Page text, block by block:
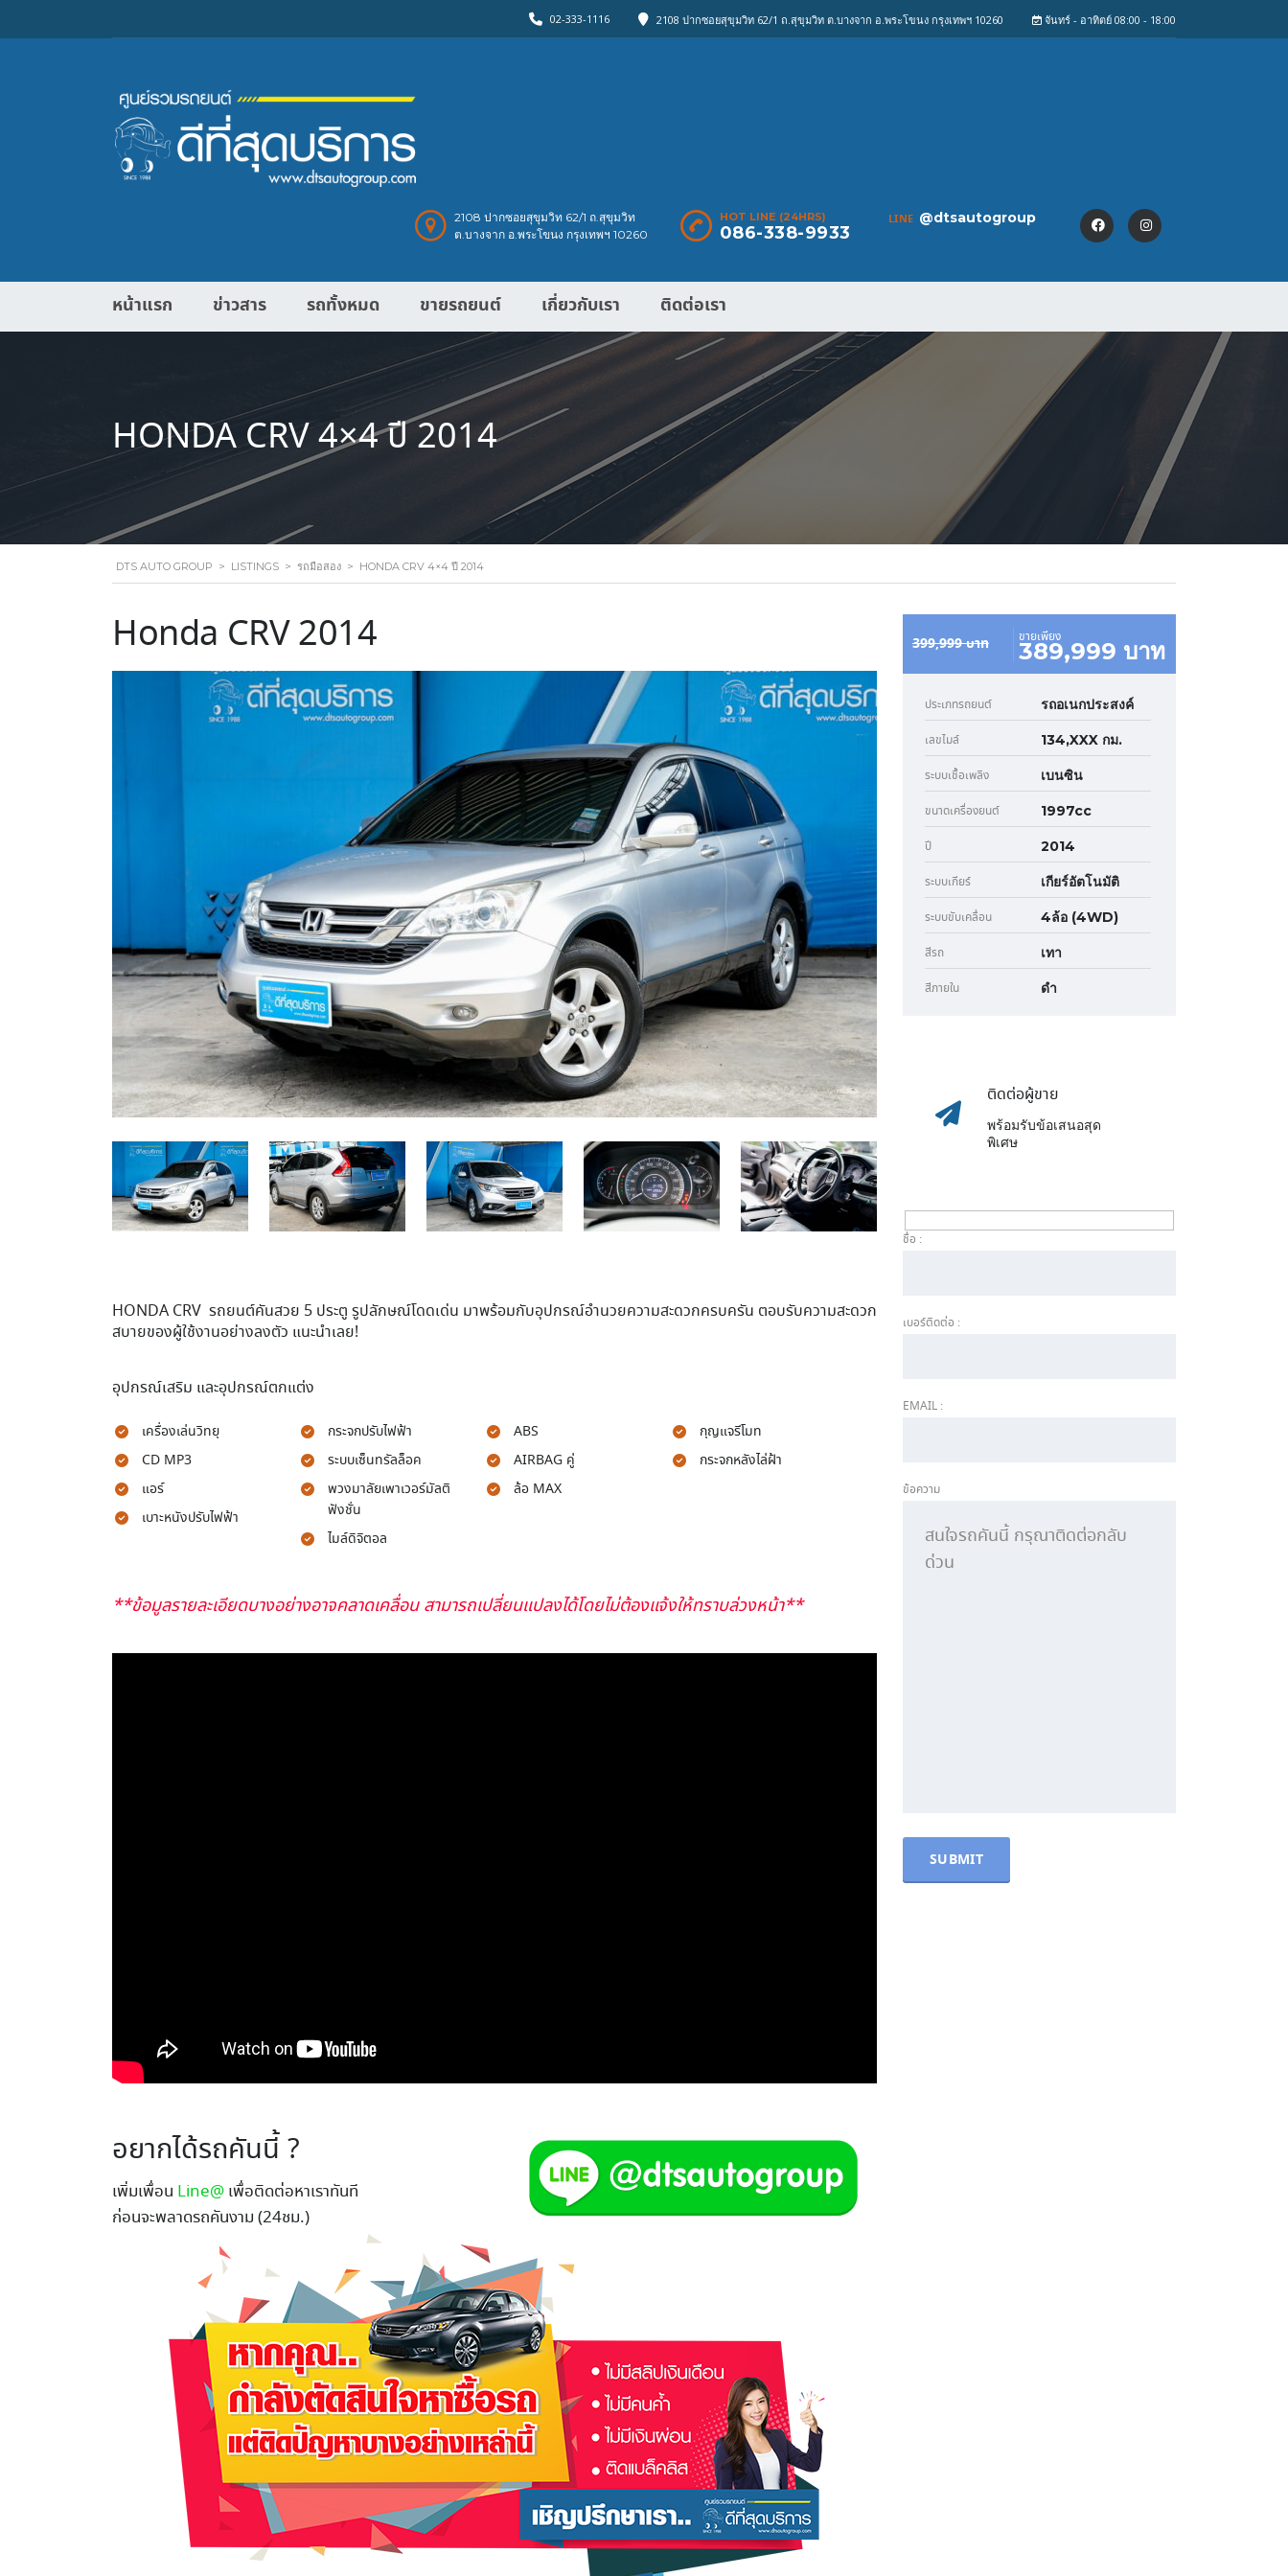
จันทร์ - อาทิตย์ 08:00 - 18:00
2108 ปากซอยสุขุมวิท 62/1 ถ.สุขุมวิท ต.บางจาก อ.พระโขนง กรุงเทพฯ 10260
02-333-1116
LINE @dtsautogroup
HOT LINE (24HRS)
086-338-9933
2108 ปากซอยสุขุมวิท 62/1 ถ.สุขุมวิท
ต.บางจาก อ.พระโขนง กรุงเทพฯ 10260
หน้าแรก ข่าวสาร รถทั้งหมด ขายรถยนต์ เกี่ยวกับเรา ติดต่อเรา
HONDA CRV 4×4 ปี 2014
DTS AUTO GROUP > LISTINGS > รถมือสอง > HONDA CRV 4×4 ปี 2014
Honda CRV 2014
HONDA CRV รถยนต์คันสวย 5 ประตู รูปลักษณ์โดดเด่น มาพร้อมกับอุปกรณ์อำนวยความสะดวกครบครัน ตอบรับความสะดวก
สบายของผู้ใช้งานอย่างลงตัว แนะนำเลย!
อุปกรณ์เสริม และอุปกรณ์ตกแต่ง
เครื่องเล่นวิทยุ
CD MP3
แอร์
เบาะหนังปรับไฟฟ้า
กระจกปรับไฟฟ้า
ระบบเซ็นทรัลล็อค
พวงมาลัยเพาเวอร์มัลติ
ฟังชั่น
ไมล์ดิจิตอล
ABS
AIRBAG คู่
ล้อ MAX
กุญแจรีโมท
กระจกหลังไล่ฝ้า
**ข้อมูลรายละเอียดบางอย่างอาจคลาดเคลื่อน สามารถเปลี่ยนแปลงได้โดยไม่ต้องแจ้งให้ทราบล่วงหน้า**
อยากได้รถคันนี้ ?
เพิ่มเพื่อน Line@ เพื่อติดต่อหาเราทันที
ก่อนจะพลาดรถคันงาม (24ชม.)
399,999 บาท ขายเพียง
389,999 บาท
ประเภทรถยนต์ รถอเนกประสงค์
เลขไมล์ 134,XXX กม.
ระบบเชื้อเพลิง เบนซิน
ขนาดเครื่องยนต์ 1997cc
ปี 2014
ระบบเกียร์ เกียร์อัตโนมัติ
ระบบขับเคลื่อน 4ล้อ (4WD)
สีรถ เทา
สีภายใน ดำ
ติดต่อผู้ขาย
พร้อมรับข้อเสนอสุด
พิเศษ
ชื่อ :
เบอร์ติดต่อ :
EMAIL :
ข้อความ